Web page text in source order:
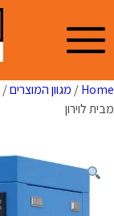
to
content
Home
/ מגוון המוצרים/
מבית לוירון